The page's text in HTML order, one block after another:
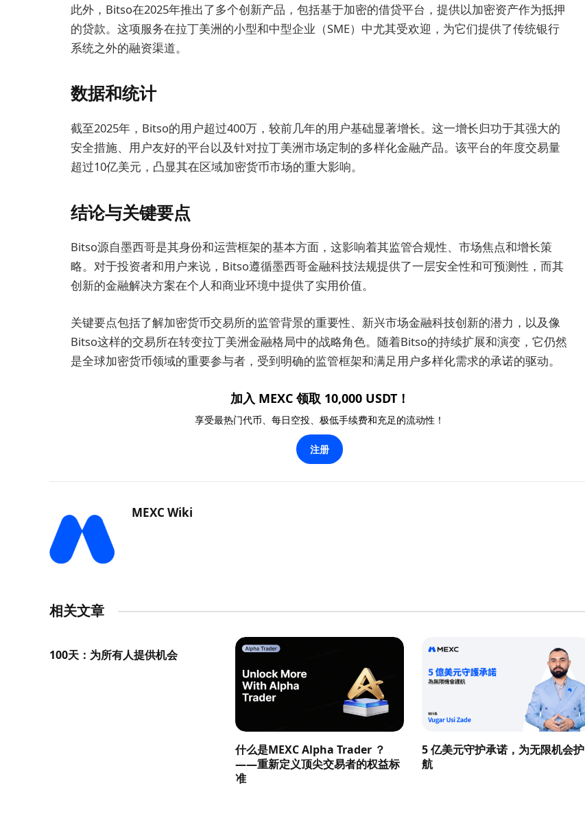
此外，Bitso在2025年推出了多个创新产品，包括基于加密的借贷平台，提供以加密资产作为抵押
的贷款。这项服务在拉丁美洲的小型和中型企业（SME）中尤其受欢迎，为它们提供了传统银行
系统之外的融资渠道。
数据和统计
截至2025年，Bitso的用户超过400万，较前几年的用户基础显著增长。这一增长归功于其强大的
安全措施、用户友好的平台以及针对拉丁美洲市场定制的多样化金融产品。该平台的年度交易量
超过10亿美元，凸显其在区域加密货币市场的重大影响。
结论与关键要点
Bitso源自墨西哥是其身份和运营框架的基本方面，这影响着其监管合规性、市场焦点和增长策
略。对于投资者和用户来说，Bitso遵循墨西哥金融科技法规提供了一层安全性和可预测性，而其
创新的金融解决方案在个人和商业环境中提供了实用价值。
关键要点包括了解加密货币交易所的监管背景的重要性、新兴市场金融科技创新的潜力，以及像
Bitso这样的交易所在转变拉丁美洲金融格局中的战略角色。随着Bitso的持续扩展和演变，它仍然
是全球加密货币领域的重要参与者，受到明确的监管框架和满足用户多样化需求的承诺的驱动。
加入 MEXC 领取 10,000 USDT！
享受最热门代币、每日空投、极低手续费和充足的流动性！
注册
MEXC Wiki
相关文章
100天：为所有人提供机会
什么是MEXC Alpha Trader ？
——重新定义顶尖交易者的权益标
准
5 亿美元守护承诺，为无限机会护
航